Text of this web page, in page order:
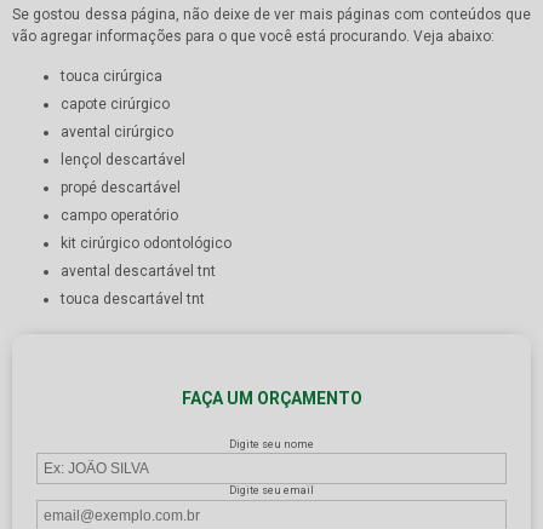
Se gostou dessa página, não deixe de ver mais páginas com conteúdos que
vão agregar informações para o que você está procurando. Veja abaixo:
touca cirúrgica
capote cirúrgico
avental cirúrgico
lençol descartável
propé descartável
campo operatório
kit cirúrgico odontológico
avental descartável tnt
touca descartável tnt
FAÇA UM ORÇAMENTO
Digite seu nome
Digite seu email